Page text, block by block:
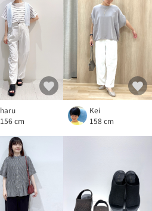
haru
156 cm
Kei
158 cm